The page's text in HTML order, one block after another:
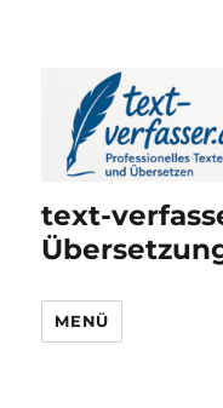
text-
MENÜ